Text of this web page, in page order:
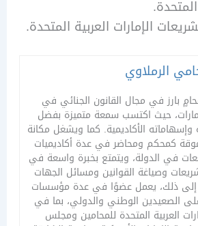
العربية المتحدة.
مجال القانون الجنائي في
اكتسب سمعة متميزة بفضل
الأكاديمية. كما ويشغل مكانة
ومحاضر في عدة أكاديميات
ويتمتع بخبرة واسعة في
القوانين ومسائل الجهات
يعمل عضوًا في عدة مؤسسات
الوطني والدولي، بما في
المتحدة للمحامين ومجلس